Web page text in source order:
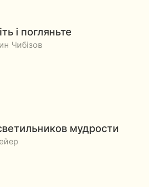
і погляньте
Чибізов
мудрости